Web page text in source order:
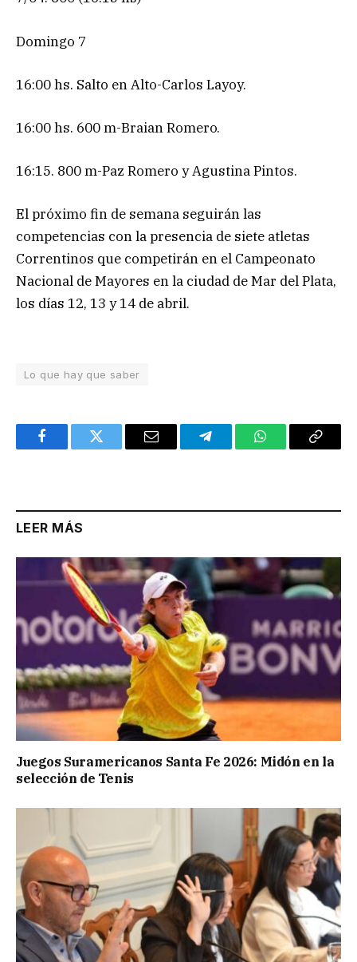
Domingo 7
16:00 hs. Salto en Alto-Carlos Layoy.
16:00 hs. 600 m-Braian Romero.
16:15. 800 m-Paz Romero y Agustina Pintos.
El próximo fin de semana seguirán las
competencias con la presencia de siete atletas
Correntinos que competirán en el Campeonato
Nacional de Mayores en la ciudad de Mar del Plata,
los días 12, 13 y 14 de abril.
Lo que hay que saber
FacebookTwitter Email TelegramWhatsAppCopy
LEER MÁS
Juegos Suramericanos Santa Fe 2026: Midón en la
selección de Tenis